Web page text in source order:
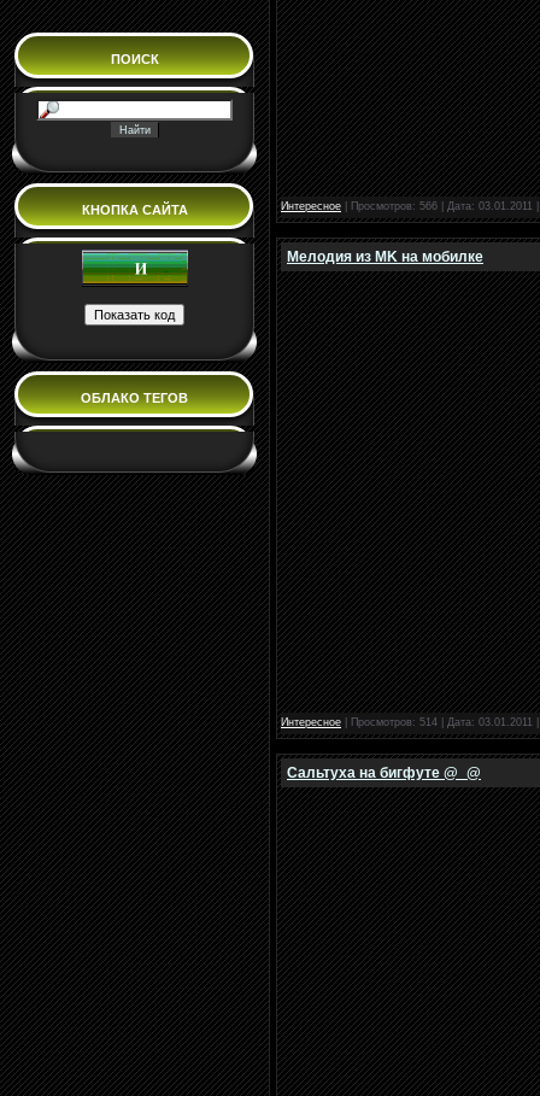
ПОИСК
КНОПКА САЙТА
ОБЛАКО ТЕГОВ
Интересное | Просмотров: 566 | Дата: 03.01.2011
Мелодия из MK на мобилке
Интересное | Просмотров: 514 | Дата: 03.01.2011
Сальтуха на бигфуте @_@